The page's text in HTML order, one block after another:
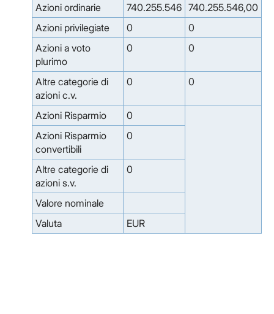
Azioni ordinarie
740.255.546 740.255.546,00
Azioni privilegiate
0
0
Azioni a voto
plurimo
0 0
Altre categorie di
azioni c.v.
0 0
Azioni Risparmio
0
Azioni Risparmio
convertibili
0
Altre categorie di
azioni s.v.
0
Valore nominale
Valuta
EUR